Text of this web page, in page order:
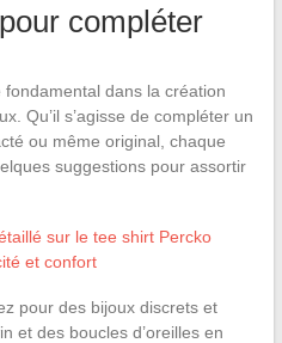
compléter
dans la création
Qu’il s’agisse de compléter un
ou même original, chaque
suggestions pour assortir
sur le tee shirt Percko
et confort
pour des bijoux discrets et
et des boucles d’oreilles en